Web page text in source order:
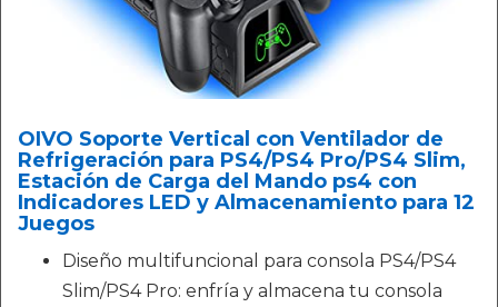
OIVO Soporte Vertical con Ventilador de
Refrigeración para PS4/PS4 Pro/PS4 Slim,
Estación de Carga del Mando ps4 con
Indicadores LED y Almacenamiento para 12
Juegos
Diseño multifuncional para consola PS4/PS4
Slim/PS4 Pro: enfría y almacena tu consola